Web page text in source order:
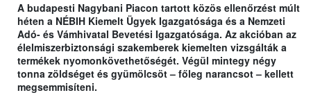
A budapesti Nagybani Piacon tartott közös ellenőrzést múlt
héten a NÉBIH Kiemelt Ügyek Igazgatósága és a Nemzeti
Adó- és Vámhivatal Bevetési Igazgatósága. Az akcióban az
élelmiszerbiztonsági szakemberek kiemelten vizsgálták a
termékek nyomonkövethetőségét. Végül mintegy négy
tonna zöldséget és gyümölcsöt – főleg narancsot – kellett
megsemmisíteni.